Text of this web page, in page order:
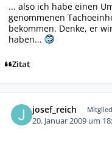
... also ich habe einen
genommenen
bekommen. Denke, er
haben...
Zitat
josef_reich Mitglied
20. Januar 2009 um